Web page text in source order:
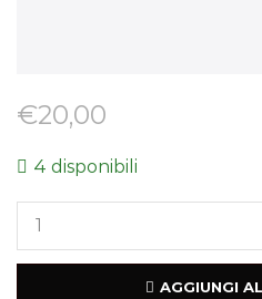
€20,00
4 disponibili
AGGIUNGI